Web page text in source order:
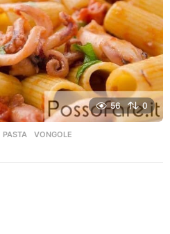
56 0
,PASTA ,VONGOLE